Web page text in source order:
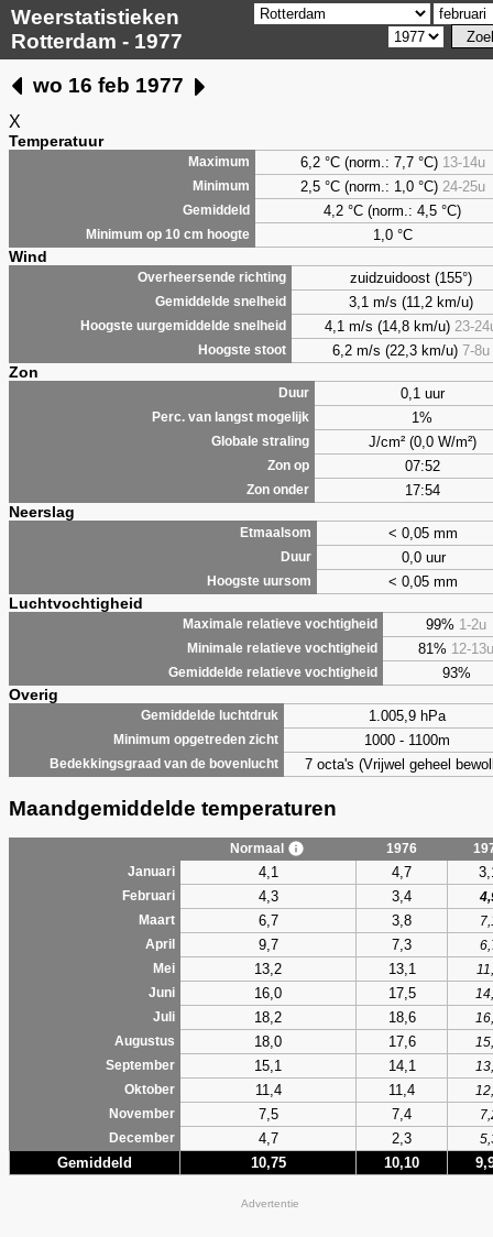
Weerstatistieken
Rotterdam - 1977
wo 16 feb 1977
X
Temperatuur
Maximum 6,2 °C (norm.: 7,7 °C) 13-14u
Minimum 2,5 °C (norm.: 1,0 °C) 24-25u
Gemiddeld 4,2 °C (norm.: 4,5 °C)
Minimum op 10 cm hoogte 1,0 °C
Wind
Overheersende richting zuidzuidoost (155°)
Gemiddelde snelheid 3,1 m/s (11,2 km/u)
Hoogste uurgemiddelde snelheid 4,1 m/s (14,8 km/u) 23-
Hoogste stoot 6,2 m/s (22,3 km/u) 7-8u
Zon
Duur 0,1 uur
Perc. van langst mogelijk 1%
Globale straling J/cm² (0,0 W/m²)
Zon op 07:52
Zon onder 17:54
Neerslag
Etmaalsom < 0,05 mm
Duur 0,0 uur
Hoogste uursom < 0,05 mm
Luchtvochtigheid
Maximale relatieve vochtigheid 99% 1-2u
Minimale relatieve vochtigheid 81% 12-13u
Gemiddelde relatieve vochtigheid 93%
Overig
Gemiddelde luchtdruk 1.005,9 hPa
Minimum opgetreden zicht 1000 - 1100m
Bedekkingsgraad van de bovenlucht 7 octa's (Vrijwel geheel
Maandgemiddelde temperaturen
Normaal 1976
Januari
4,1 4,7
Februari 4,3 3,4
Maart
6,7 3,8
April
9,7 7,3
Mei
13,2 13,1
Juni
16,0 17,5
Juli
18,2 18,6
Augustus
18,0 17,6
September
15,1 14,1
Oktober
11,4 11,4
November
7,5 7,4
December
4,7 2,3
Gemiddeld 10,75 10,10
Advertentie